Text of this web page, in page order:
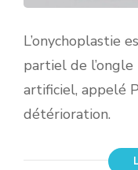
L’onychoplastie
partiel de
artificiel, appelé
détérioration.